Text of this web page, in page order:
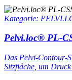
Kategorie:
Pelvi.loc® PL-
Das Pelvi-Contour-
Sitzfläche, um